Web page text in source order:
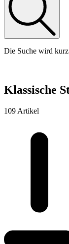
Die Suche wird
Klassische
109 Artikel